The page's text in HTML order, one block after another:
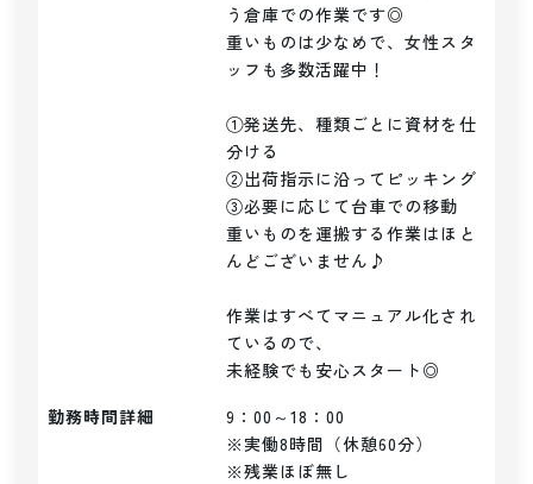
う倉庫での作業です◎
重いものは少なめで、女性スタ
ッフも多数活躍中！
①発送先、種類ごとに資材を仕
分ける
②出荷指示に沿ってピッキング
③必要に応じて台車での移動
重いものを運搬する作業はほと
んどございません♪
作業はすべてマニュアル化され
ているので、
未経験でも安心スタート◎
勤務時間詳細
9：00～18：00
※実働8時間（休憩60分）
※残業ほぼ無し